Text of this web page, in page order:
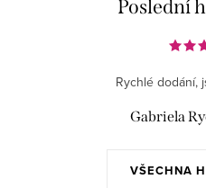
Poslední
VŠECHNA
Rychlé dodání,
Gabriela